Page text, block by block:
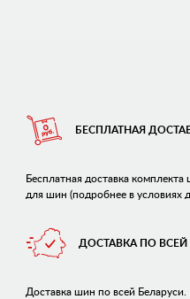
БЕСПЛАТНАЯ
Бесплатная доставка
для шин (подробнее в условиях
ДОСТАВКА ПО ВСЕЙ
Доставка шин по всей